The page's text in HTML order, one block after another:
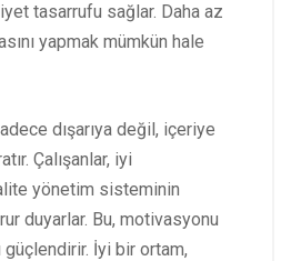
tasarrufu sağlar. Daha az
yapmak mümkün hale
dışarıya değil, içeriye
Çalışanlar, iyi
yönetim sisteminin
duyarlar. Bu, motivasyonu
güçlendirir. İyi bir ortam,